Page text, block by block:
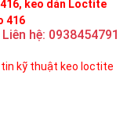
keo dán Loctite
416
Liên hệ: 0938454791